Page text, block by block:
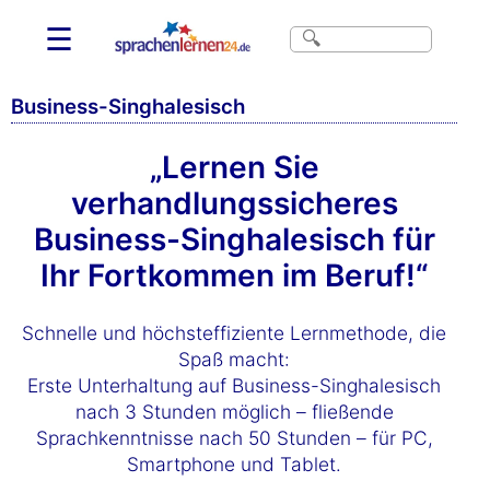
☰
Business-Singhalesisch
„Lernen Sie
verhandlungssicheres
Business-Singhalesisch für
Ihr Fortkommen im Beruf!“
Schnelle und höchsteffiziente Lernmethode, die
Spaß macht:
Erste Unterhaltung auf Business-Singhalesisch
nach 3 Stunden möglich – fließende
Sprachkenntnisse nach 50 Stunden – für PC,
Smartphone und Tablet.